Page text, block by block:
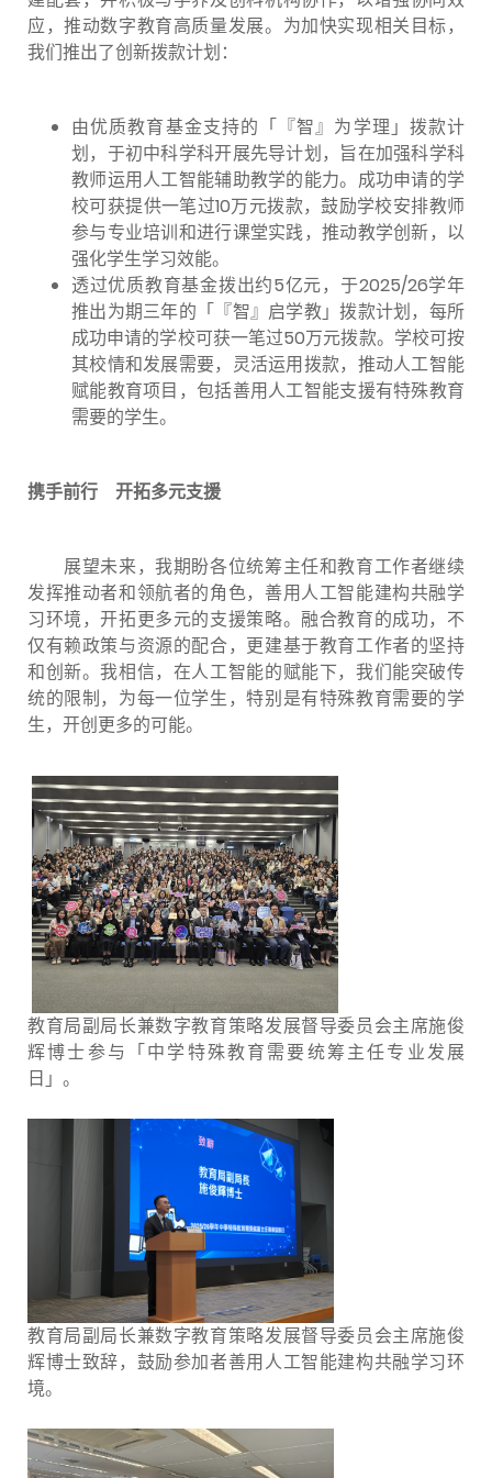
应，推动数字教育高质量发展。为加快实现相关目标，
我们推出了创新拨款计划：
由优质教育基金支持的「『智』为学理」拨款计
划，于初中科学科开展先导计划，旨在加强科学科
教师运用人工智能辅助教学的能力。成功申请的学
校可获提供一笔过10万元拨款，鼓励学校安排教师
参与专业培训和进行课堂实践，推动教学创新，以
强化学生学习效能。
透过优质教育基金拨出约5亿元，于2025/26学年
推出为期三年的「『智』启学教」拨款计划，每所
成功申请的学校可获一笔过50万元拨款。学校可按
其校情和发展需要，灵活运用拨款，推动人工智能
赋能教育项目，包括善用人工智能支援有特殊教育
需要的学生。
携手前行 开拓多元支援
展望未来，我期盼各位统筹主任和教育工作者继续
发挥推动者和领航者的角色，善用人工智能建构共融学
习环境，开拓更多元的支援策略。融合教育的成功，不
仅有赖政策与资源的配合，更建基于教育工作者的坚持
和创新。我相信，在人工智能的赋能下，我们能突破传
统的限制，为每一位学生，特别是有特殊教育需要的学
生，开创更多的可能。
教育局副局长兼数字教育策略发展督导委员会主席施俊
辉博士参与「中学特殊教育需要统筹主任专业发展
日」。
教育局副局长兼数字教育策略发展督导委员会主席施俊
辉博士致辞，鼓励参加者善用人工智能建构共融学习环
境。